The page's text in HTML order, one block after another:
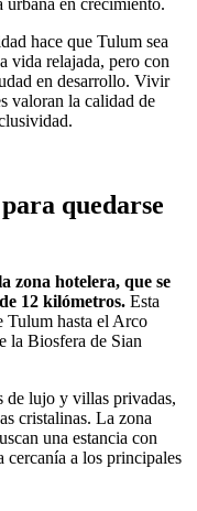
urbana en crecimiento.
hace que Tulum sea
vida relajada, pero con
en desarrollo. Vivir
valoran la calidad de
quedarse
zona hotelera, que se
12 kilómetros. Esta
Tulum hasta el Arco
la Biosfera de Sian
de lujo y villas privadas,
cristalinas. La zona
una estancia con
cercanía a los principales